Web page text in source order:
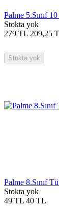
Palme 5.Sınıf
Stokta yok
279 TL 209,25
Stokta yok
Palme 8.Sınıf
Stokta yok
49 TL 40 TL